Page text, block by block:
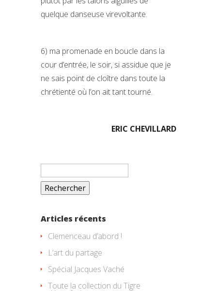
quelque danseuse virevoltante.
6) ma promenade en boucle dans la
cour d’entrée, le soir, si assidue que je
ne sais point de cloître dans toute la
chrétienté où l’on ait tant tourné.
ERIC CHEVILLARD
Rechercher :
Articles récents
Clemenceau d’abord !
L’art du partage
Spécial Jacques Vaché
Toute la collection du Tigre